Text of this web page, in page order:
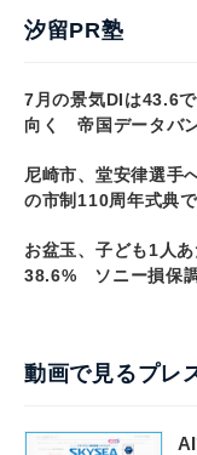
汐留PR塾
7月の景気DIは43.6
向く 帝国データバ
尼崎市、堂安律選手
の市制110周年式典
お盆玉、子ども1人
38.6% ソニー損保
動画で見るプレ